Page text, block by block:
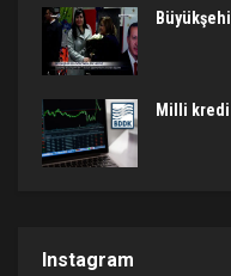
Milli
Instagram